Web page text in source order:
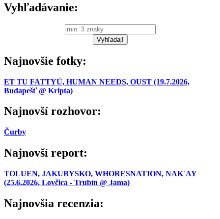
Vyhľadávanie:
Najnovšie fotky:
ET TU FATTYÚ, HUMAN NEEDS, OUST (19.7.2026,
Budapešť @ Kripta)
Najnovší rozhovor:
Čurby
Najnovší report:
TOLUEN, JAKUBYSKO, WHORESNATION, NAK´AY
(25.6.2026, Lovčica - Trubín @ Jama)
Najnovšia recenzia: